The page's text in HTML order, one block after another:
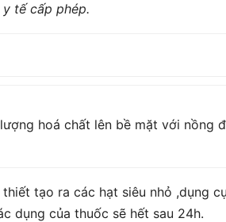
tế cấp phép.
hoá chất lên bề mặt với nồng
tạo ra các hạt siêu nhỏ ,dụng
dụng của thuốc sẽ hết sau 24h.